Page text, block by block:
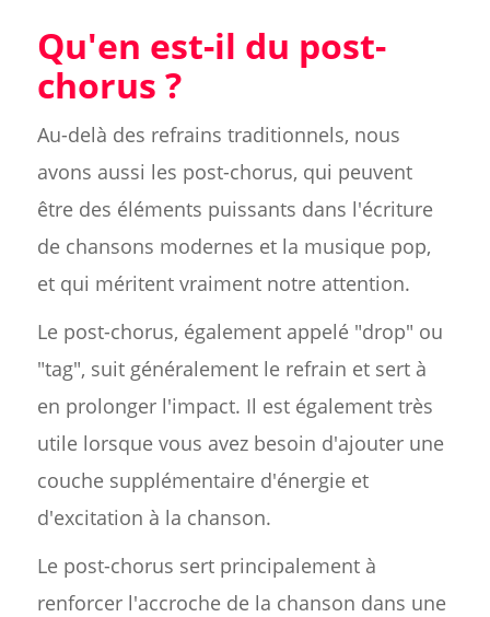
Qu'en est-il du post-
chorus ?
Au-delà des refrains traditionnels, nous
avons aussi les post-chorus, qui peuvent
être des éléments puissants dans l'écriture
de chansons modernes et la musique pop,
et qui méritent vraiment notre attention.
Le post-chorus, également appelé "drop" ou
"tag", suit généralement le refrain et sert à
en prolonger l'impact. Il est également très
utile lorsque vous avez besoin d'ajouter une
couche supplémentaire d'énergie et
d'excitation à la chanson.
Le post-chorus sert principalement à
renforcer l'accroche de la chanson dans une